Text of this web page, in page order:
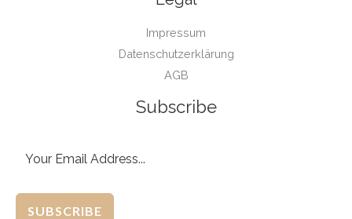
Impressum
Datenschutzerklärung
AGB
Subscribe
SUBSCRIBE